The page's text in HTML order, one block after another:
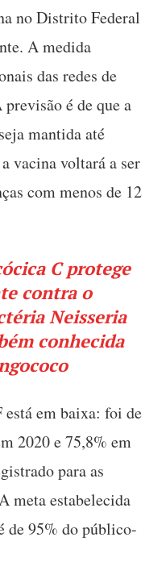
no Distrito Federal
A medida
das redes de
é de que a
mantida até
vacina voltará a ser
com menos de 12
C protege
contra o
Neisseria
conhecida
em baixa: foi de
2020 e 75,8% em
para as
meta estabelecida
de 95% do público-